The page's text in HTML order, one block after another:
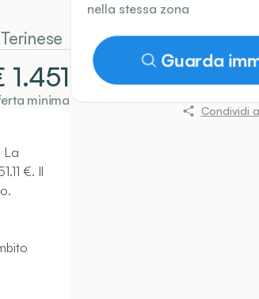
1.451
minima
La
€. Il
nella stessa zona
Guarda
Condividi